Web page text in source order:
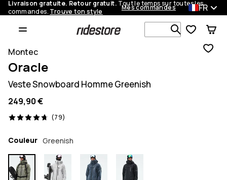
Livraison gratuite. Retour gratuit. Tout le temps sur toutes les
commandes. Trouve ton style Mes commandes FR
Recherche
Montec
Oracle
Veste Snowboard Homme Greenish
249,90 €
(79)
79 avis, 4.7/5
Couleur Greenish